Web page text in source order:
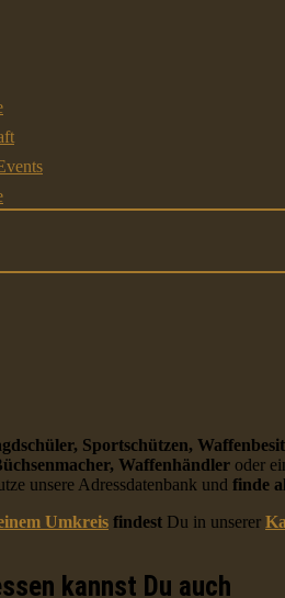
Sportschützen,
Waffenhändler oder
unsere Adressdatenbank und finde
Umkreis findest Du in unserer
kannst Du auch